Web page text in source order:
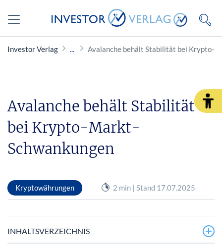
Investor Verlag Avalanche behält Stabilität bei Krypto-
Avalanche behält Stabilität
bei Krypto-Markt-
Schwankungen
Kryptowährungen 2 min | Stand 17.07.2025
INHALTSVERZEICHNIS